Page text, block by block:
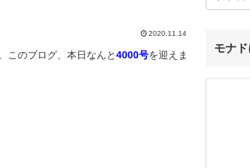
2020.11.14
このブログ、本日なんと4000号を迎えま
モナ